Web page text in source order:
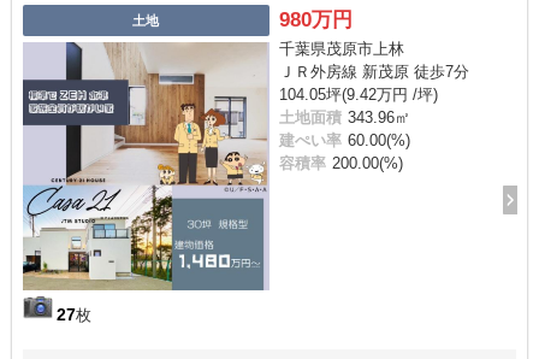
土地
27枚
980万円
千葉県茂原市上林
ＪＲ外房線 新茂原 徒歩7分
104.05坪(9.42万円 /坪)
土地面積 343.96㎡
建ぺい率 60.00(%)
容積率 200.00(%)